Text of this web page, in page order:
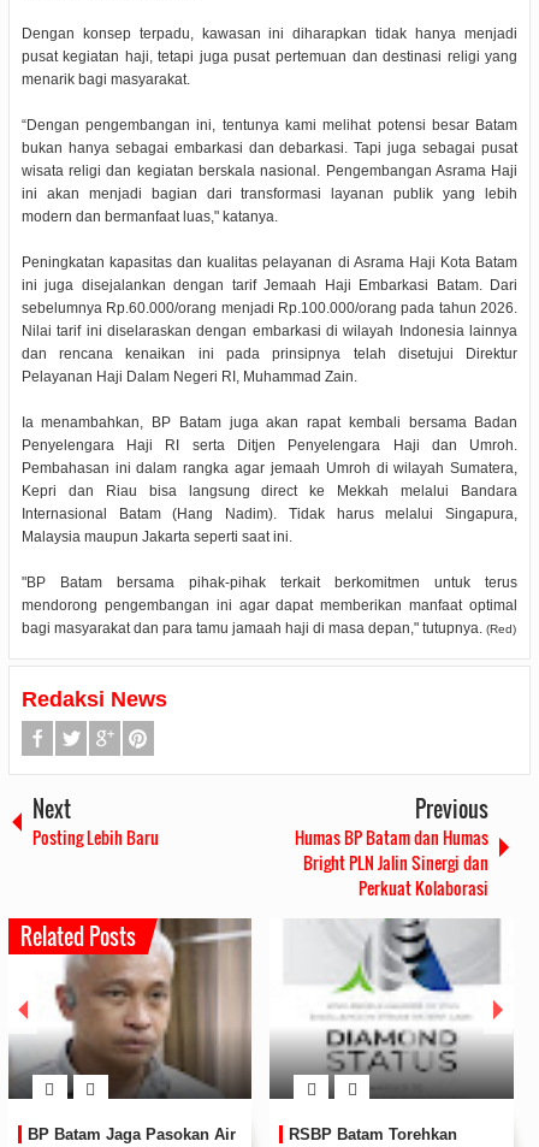
Dengan konsep terpadu, kawasan ini diharapkan tidak hanya menjadi
pusat kegiatan haji, tetapi juga pusat pertemuan dan destinasi religi yang
menarik bagi masyarakat.
“Dengan pengembangan ini, tentunya kami melihat potensi besar Batam
bukan hanya sebagai embarkasi dan debarkasi. Tapi juga sebagai pusat
wisata religi dan kegiatan berskala nasional. Pengembangan Asrama Haji
ini akan menjadi bagian dari transformasi layanan publik yang lebih
modern dan bermanfaat luas," katanya.
Peningkatan kapasitas dan kualitas pelayanan di Asrama Haji Kota Batam
ini juga disejalankan dengan tarif Jemaah Haji Embarkasi Batam. Dari
sebelumnya Rp.60.000/orang menjadi Rp.100.000/orang pada tahun 2026.
Nilai tarif ini diselaraskan dengan embarkasi di wilayah Indonesia lainnya
dan rencana kenaikan ini pada prinsipnya telah disetujui Direktur
Pelayanan Haji Dalam Negeri RI, Muhammad Zain.
Ia menambahkan, BP Batam juga akan rapat kembali bersama Badan
Penyelengara Haji RI serta Ditjen Penyelengara Haji dan Umroh.
Pembahasan ini dalam rangka agar jemaah Umroh di wilayah Sumatera,
Kepri dan Riau bisa langsung direct ke Mekkah melalui Bandara
Internasional Batam (Hang Nadim). Tidak harus melalui Singapura,
Malaysia maupun Jakarta seperti saat ini.
"BP Batam bersama pihak-pihak terkait berkomitmen untuk terus
mendorong pengembangan ini agar dapat memberikan manfaat optimal
bagi masyarakat dan para tamu jamaah haji di masa depan," tutupnya.
(Red)
Redaksi News
Next
Posting Lebih Baru
Previous
Humas BP Batam dan Humas
Bright PLN Jalin Sinergi dan
Perkuat Kolaborasi
Related Posts
BP Batam Perkuat
Perkuat Sinergi